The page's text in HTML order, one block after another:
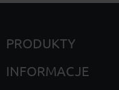
PRODUKTY
INFORMACJE